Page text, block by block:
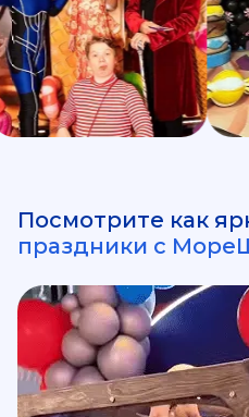
Посмотрите как
праздники с